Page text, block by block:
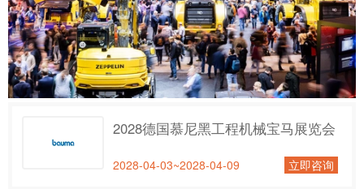
2028德国慕尼黑工程机械宝马展览会
2028-04-03~2028-04-09 立即咨询